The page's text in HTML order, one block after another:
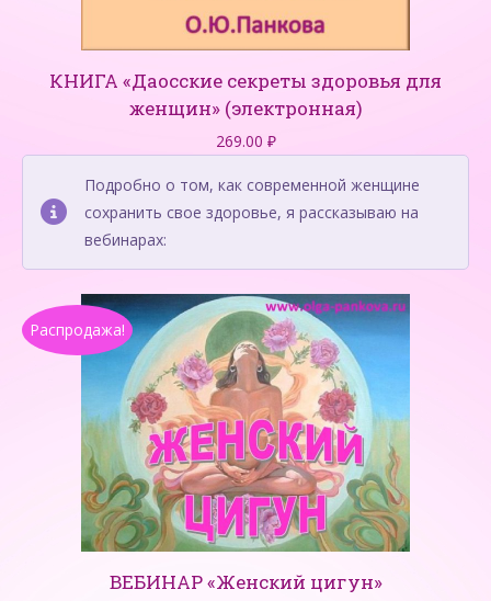
КНИГА «Даосские секреты здоровья для
женщин» (электронная)
269.00 ₽
Подробно о том, как современной женщине
сохранить свое здоровье, я рассказываю на
вебинарах:
Распродажа!
ВЕБИНАР «Женский цигун»